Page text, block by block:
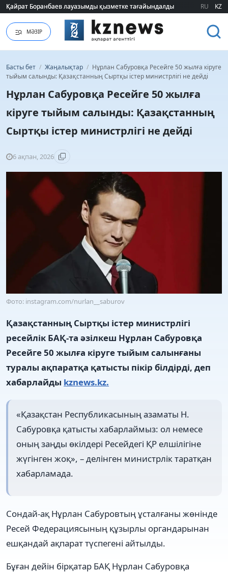
Қайрат Боранбаев лауазымды қызметке тағайындалды
Қайрат Боранбаев лауазымды қызметке тағайындалды RU KZ
МӘЗІР
Басты бет / Жаңалықтар / Нұрлан Сабуровқа Ресейге 50 жылға кіруге
тыйым салынды: Қазақстанның Сыртқы істер министрлігі не дейді
Нұрлан Сабуровқа Ресейге 50 жылға
кіруге тыйым салынды: Қазақстанның
Сыртқы істер министрлігі не дейді
6 ақпан, 2026
Фото: instagram.com/nurlan__saburov
Қазақстанның Сыртқы істер министрлігі
ресейлік БАҚ-та әзілкеш Нұрлан Сабуровқа
Ресейге 50 жылға кіруге тыйым салынғаны
туралы ақпаратқа қатысты пікір білдірді, деп
хабарлайды kznews.kz.
«Қазақстан Республикасының азаматы Н.
Сабуровқа қатысты хабарлаймыз: ол немесе
оның заңды өкілдері Ресейдегі ҚР елшілігіне
жүгінген жоқ», – делінген министрлік таратқан
хабарламада.
Сондай-ақ Нұрлан Сабуровтың ұсталғаны жөнінде
Ресей Федерациясының құзырлы органдарынан
ешқандай ақпарат түспегені айтылды.
Бұған дейін бірқатар БАҚ Нұрлан Сабуровқа